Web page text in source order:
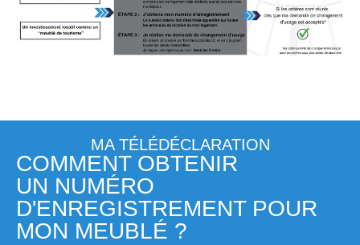
MA TÉLÉDÉCLARATION
COMMENT OBTENIR
UN NUMÉRO
D'ENREGISTREMENT POUR
MON MEUBLÉ ?